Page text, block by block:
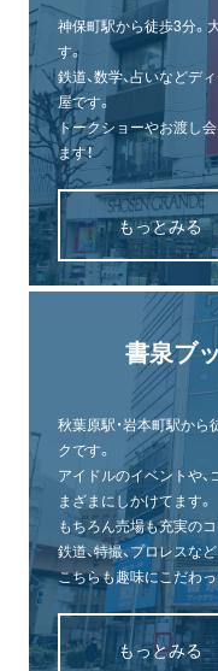
神保町駅から徒歩3分。
す。
鉄道、数学、占いなど
屋です。
トークショーやお渡し
ます！
もっとみる
書泉ブ
秋葉原駅・岩本町駅か
クです。
アイドルのイベントや
まざまにしかけてます。
もちろん売場も充実の
鉄道、特撮、プロレスなど
こちらも趣味にこだわっ
もっとみる